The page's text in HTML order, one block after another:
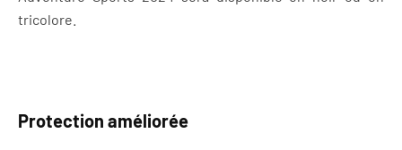
tricolore.
Protection améliorée